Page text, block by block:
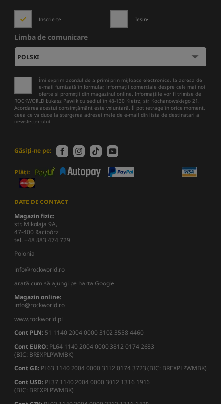
Inscrie-te Ieșire
Limba de comunicare
Îmi exprim acordul de a primi prin mijloace electronice, la adresa de
e-mail furnizată în formular, informații comerciale despre cele mai noi
oferte și promoții din magazinul online. Informațiile vor fi trimise de
ROCKWORLD Łukasz Pawlik cu sediul în 48-130 Kietrz, str. Kochanowskiego 21.
Acordarea acestui consimțământ este voluntară. Îl pot retrage în orice moment,
ceea ce va duce la ștergerea adresei mele de e-mail din lista de destinatari a
newsletter-ului.
Găsiți-ne pe:
Plăți:
DATE DE CONTACT
Magazin fizic:
str. Mikołaja 9A,
47-400 Racibórz
tel. +48 883 474 729
Polonia
info@rockworld.ro
arată cum să ajungi pe harta Google
Magazin online:
info@rockworld.ro
www.rockworld.pl
Cont PLN: 51 1140 2004 0000 3102 3558 4460
Cont EURO: PL64 1140 2004 0000 3812 0174 2683
(BIC: BREXPLPWMBK)
Cont GB: PL63 1140 2004 0000 3112 0174 3723 (BIC: BREXPLPWMBK)
Cont USD: PL37 1140 2004 0000 3012 1316 1916
(BIC: BREXPLPWMBK)